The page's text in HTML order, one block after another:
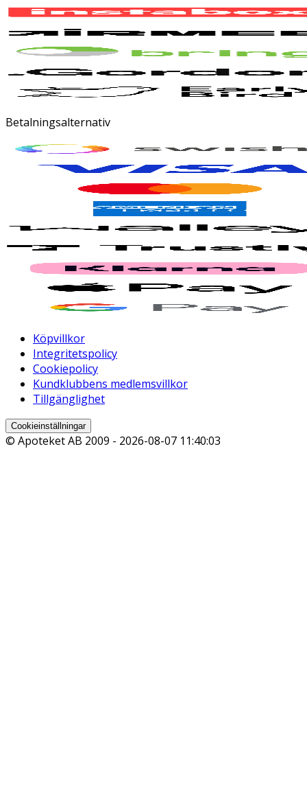
Betalningsalternativ
Köpvillkor
Integritetspolicy
Cookiepolicy
Kundklubbens medlemsvillkor
Tillgänglighet
Cookieinställningar
© Apoteket AB 2009 - 2026-08-07 11:40:03